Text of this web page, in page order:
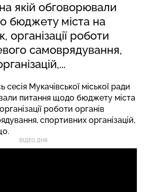
якій обговорювали
бюджету міста на
організації роботи
самоврядування,
сесія Мукачівської міської ради
питання щодо бюджету міста
роботи органів
спортивних організацій,
ВІДЕО ДНЯ